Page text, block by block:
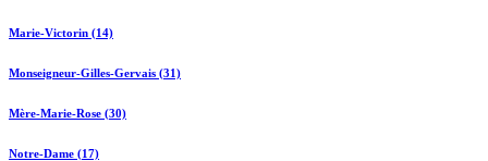
Marie-Victorin (14)
Monseigneur-Gilles-Gervais (31)
Mère-Marie-Rose (30)
Notre-Dame (17)